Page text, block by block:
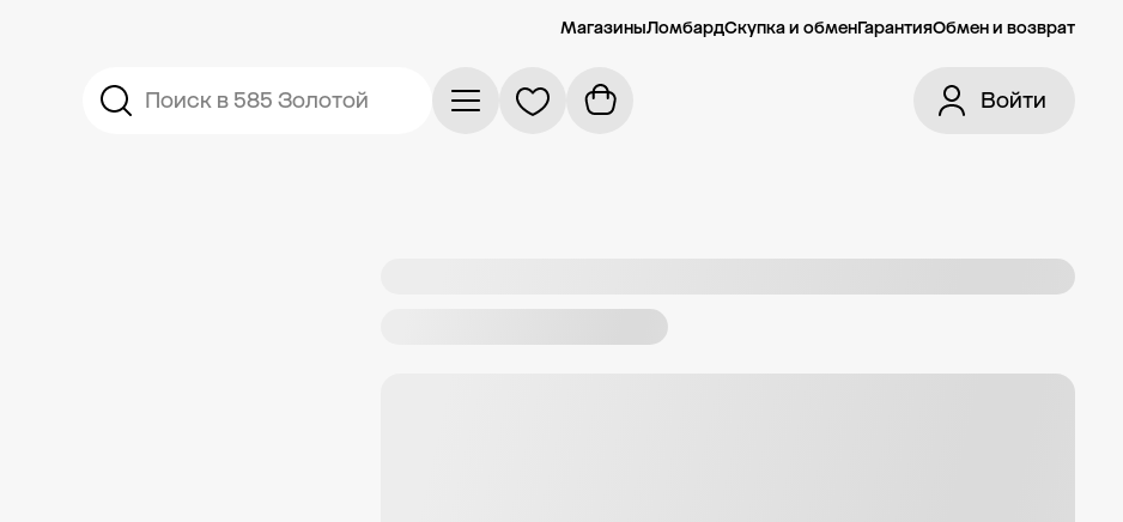
МагазиныЛомбардСкупка и обменГарантияОбмен и возврат
Поиск в 585 Золотой Войти